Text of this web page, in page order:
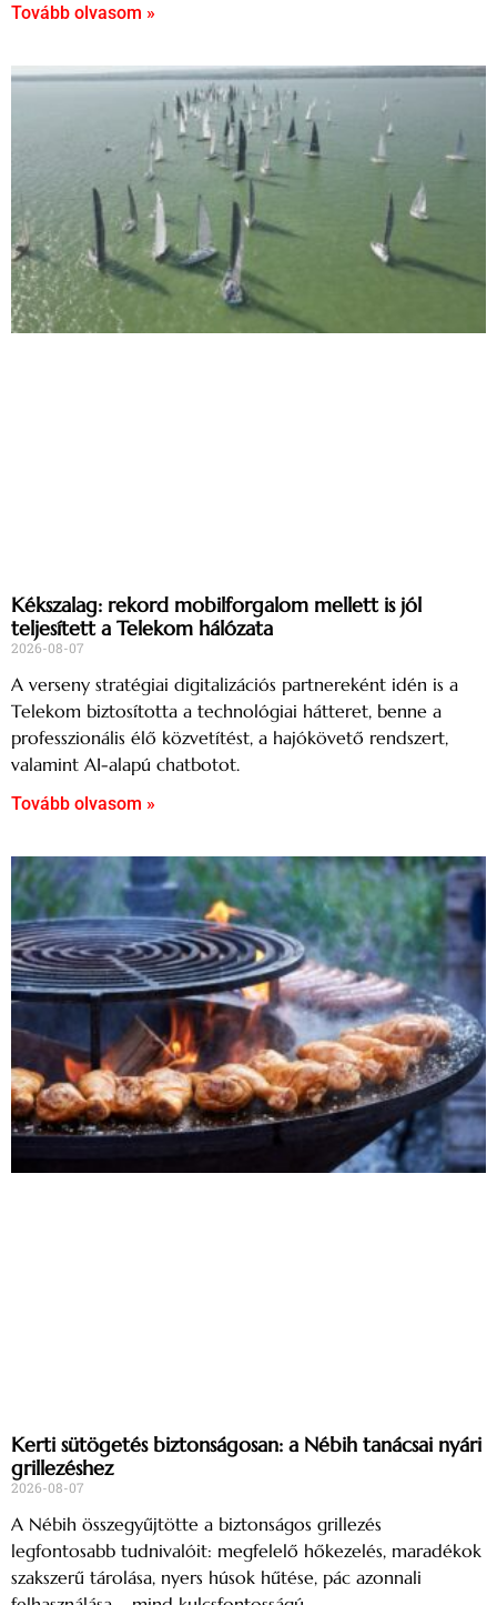
Tovább olvasom »
Kékszalag: rekord mobilforgalom mellett is jól
teljesített a Telekom hálózata
2026-08-07
A verseny stratégiai digitalizációs partnereként idén is a
Telekom biztosította a technológiai hátteret, benne a
professzionális élő közvetítést, a hajókövető rendszert,
valamint AI-alapú chatbotot.
Tovább olvasom »
Kerti sütögetés biztonságosan: a Nébih tanácsai nyári
grillezéshez
2026-08-07
A Nébih összegyűjtötte a biztonságos grillezés
legfontosabb tudnivalóit: megfelelő hőkezelés, maradékok
szakszerű tárolása, nyers húsok hűtése, pác azonnali